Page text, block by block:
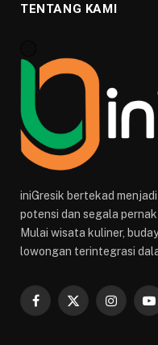
TENTANG KAMI
iniGresik bertekad
potensi dan segala
Mulai wisata kuliner,
lowongan terintegrasi
Facebook
X